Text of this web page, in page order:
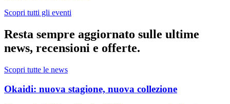
Scopri tutti gli eventi
Resta sempre aggiornato sulle ultime
news, recensioni e offerte.
Scopri tutte le news
Okaidi: nuova stagione, nuova collezione